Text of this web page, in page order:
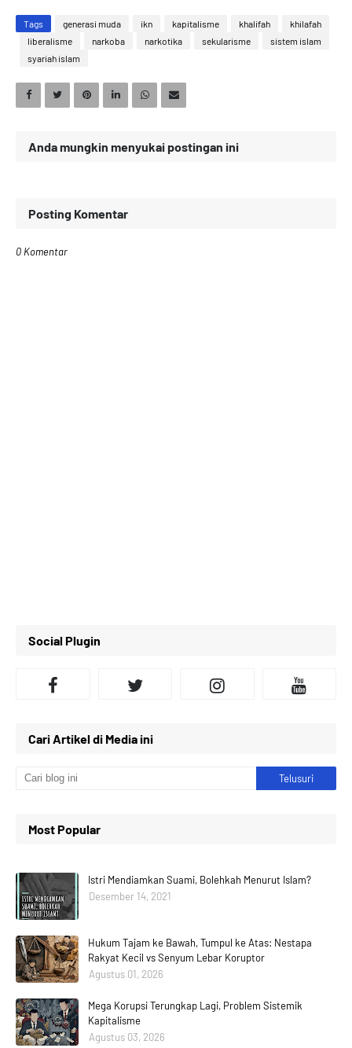
Tags generasi muda ikn kapitalisme khalifah
khilafah
liberalisme
narkoba narkotika sekularisme
sistem islam
syariah islam
Anda mungkin menyukai postingan ini
Posting Komentar
0 Komentar
Social Plugin
Cari Artikel di Media ini
Most Popular
Istri Mendiamkan Suami, Bolehkah Menurut Islam?
Desember 14, 2021
Hukum Tajam ke Bawah, Tumpul ke Atas: Nestapa
Rakyat Kecil vs Senyum Lebar Koruptor
Agustus 01, 2026
Mega Korupsi Terungkap Lagi, Problem Sistemik
Kapitalisme
Agustus 03, 2026